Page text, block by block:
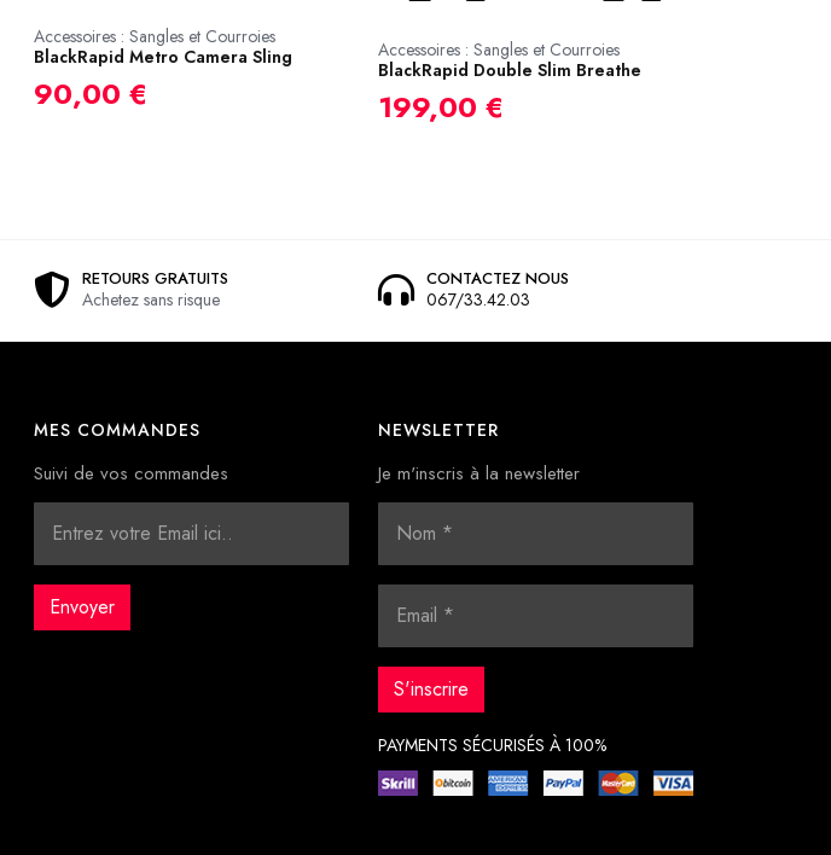
Accessoires : Sangles et Courroies
BlackRapid Metro Camera Sling
90,00 €
Accessoires : Sangles et Courroies
BlackRapid Double Slim Breathe
199,00 €
RETOURS GRATUITS
Achetez sans risque
CONTACTEZ NOUS
067/33.42.03
MES COMMANDES
Suivi de vos commandes
NEWSLETTER
Je m'inscris à la newsletter
PAYMENTS SÉCURISÉS À 100%